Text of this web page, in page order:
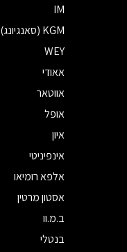
IM
KGM (סאנגיונג)
WEY
אאודי
אווטאר
אופל
איון
אינפיניטי
אלפא רומיאו
אסטון מרטין
ב.מ.וו
בנטלי